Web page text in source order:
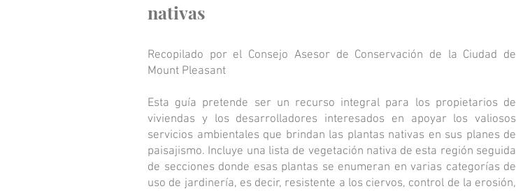
nativas
Recopilado por el Consejo Asesor de Conservación de la Ciudad de
Mount Pleasant
Esta guía pretende ser un recurso integral para los propietarios de
viviendas y los desarrolladores interesados en apoyar los valiosos
servicios ambientales que brindan las plantas nativas en sus planes de
paisajismo. Incluye una lista de vegetación nativa de esta región seguida
de secciones donde esas plantas se enumeran en varias categorías de
uso de jardinería, es decir, resistente a los ciervos, control de la erosión,